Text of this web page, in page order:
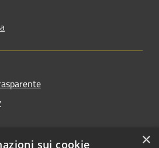
×
sui cookie